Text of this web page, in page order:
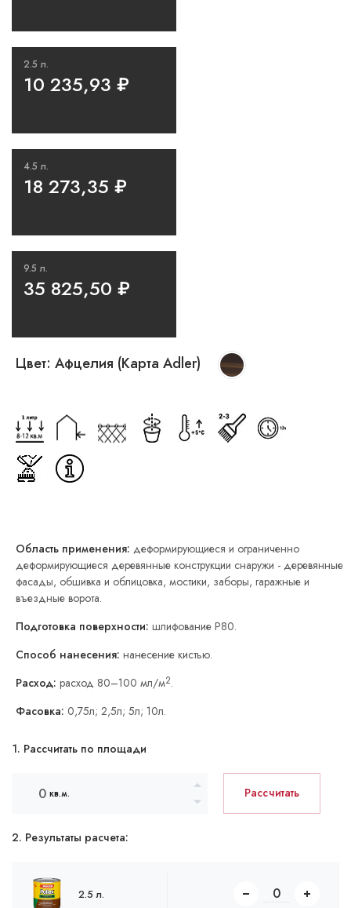
2.5 л.
10 235,93 ₽
4.5 л.
18 273,35 ₽
9.5 л.
35 825,50 ₽
Цвет: Афцелия (Карта Adler)
Область применения: деформирующиеся и ограниченно
деформирующиеся деревянные конструкции снаружи - деревянные
фасады, обшивка и облицовка, мостики, заборы, гаражные и
въездные ворота.
Подготовка поверхности: шлифование Р80.
Способ нанесения: нанесение кистью.
Расход: расход 80–100 мл/м2.
Фасовка: 0,75л; 2,5л; 5л; 10л.
1. Рассчитать по площади
кв.м. Рассчитать
2. Результаты расчета:
2.5 л.